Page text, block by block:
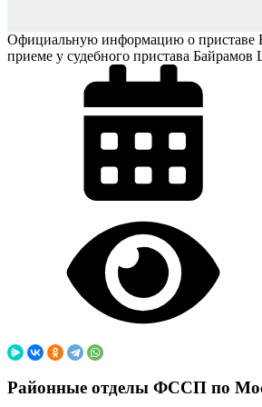
Официальную информацию о приставе
приеме у судебного пристава
Районные отделы ФССП по